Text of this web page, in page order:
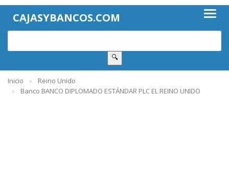
CAJASYBANCOS.COM
🔍
Inicio
Reino Unido
Banco BANCO DIPLOMADO ESTÁNDAR PLC EL REINO UNIDO